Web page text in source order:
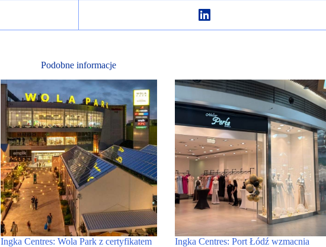
Podobne informacje
Ingka Centres: Wola Park z certyfikatem
Ingka Centres: Port Łódź wzmacnia